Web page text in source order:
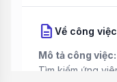
description Về công việc
Mô tả công việc:
Tìm kiếm ứng